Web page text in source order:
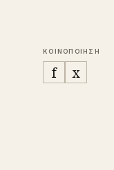
ΚΟΙΝΟΠΟΙΗΣΗ
f x